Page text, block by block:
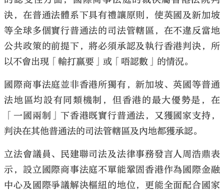
決，在普通法體系下具有禮讓原則，使英國及新加坡
等全球多個實行普通法的司法管轄區，在不違反當地
公共政策的前提下，將必須承認及執行香港判決，所
以不會出現「輸打贏要」或「唔認數」的情況。
國際商事法庭並非香港所獨有，新加坡、英國等普通
法地區均設有同類機制，但香港的最大優勢是，在
「一國兩制」下香港既實行普通法，又獲國家支持，
判決在其他普通法的司法管轄區及內地都獲承認。
立法會議員、民建聯司法及法律事務發言人周浩鼎表
示，設立國際商事法庭不單能鞏固香港作為國際金融
中心及國際爭議解決樞紐的地位，更能全面配合國家